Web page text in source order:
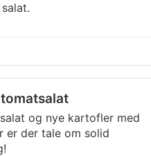
og nye kartofler med
er der tale om solid